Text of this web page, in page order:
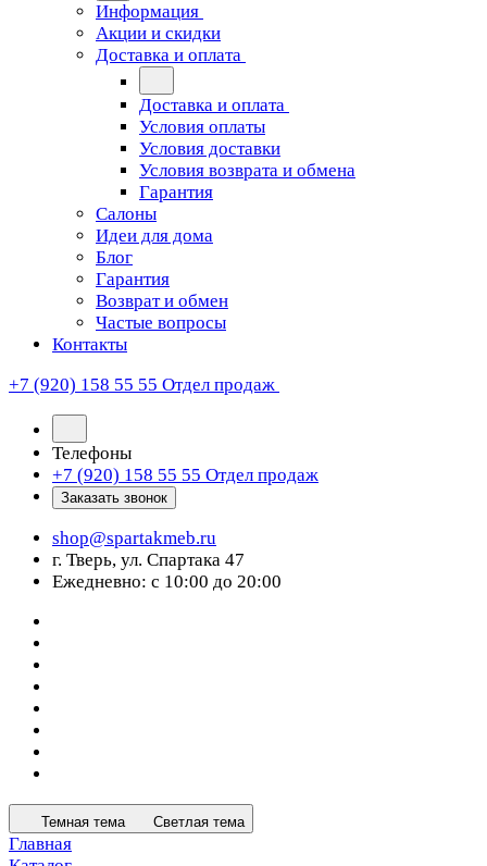
Информация
Акции и скидки
Доставка и оплата
Доставка и оплата
Условия оплаты
Условия доставки
Условия возврата и обмена
Гарантия
Салоны
Идеи для дома
Блог
Гарантия
Возврат и обмен
Частые вопросы
Контакты
+7 (920) 158 55 55 Отдел продаж
Телефоны
+7 (920) 158 55 55 Отдел продаж
Заказать звонок
shop@spartakmeb.ru
г. Тверь, ул. Спартака 47
Ежедневно: с 10:00 до 20:00
Темная тема Светлая тема
Главная